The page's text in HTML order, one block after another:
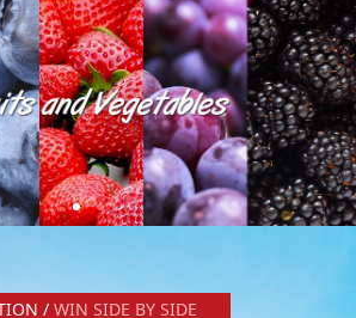
/WIN SIDE BY SIDE